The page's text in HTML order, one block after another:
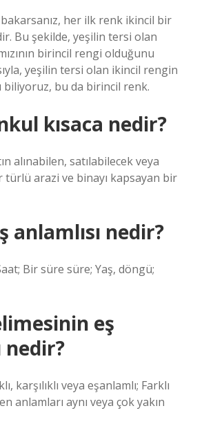
her ilk renk ikincil bir
Bu şekilde, yeşilin tersi olan
birincil rengi olduğunu
yeşilin tersi olan ikincil rengin
biliyoruz, bu da birincil renk.
kısaca nedir?
alınabilen, satılabilecek veya
arazi ve binayı kapsayan bir
anlamlısı nedir?
Bir süre süre; Yaş, döngü;
eş
nedir?
karşılıklı veya eşanlamlı; Farklı
anlamları aynı veya çok yakın